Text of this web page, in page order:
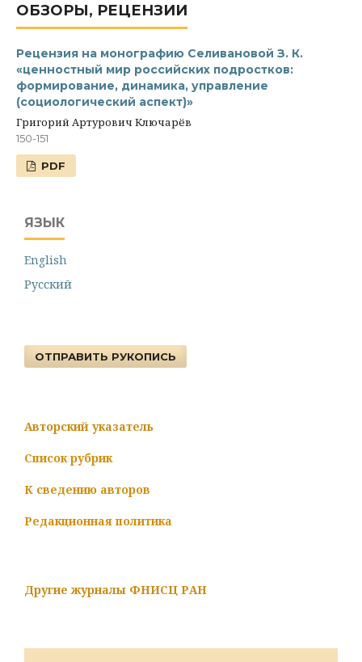
ОБЗОРЫ, РЕЦЕНЗИИ
Рецензия на монографию Селивановой З. К.
«ценностный мир российских подростков:
формирование, динамика, управление
(социологический аспект)»
Григорий Артурович Ключарёв
150-151
PDF
ЯЗЫК
English
Русский
ОТПРАВИТЬ РУКОПИСЬ
Авторский указатель
Список рубрик
К сведению авторов
Редакционная политика
Другие журналы ФНИСЦ РАН